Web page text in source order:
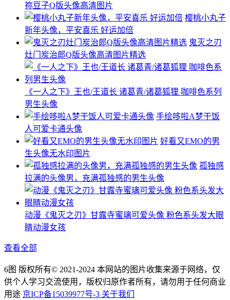
祢豆子Q版头像高清图片
樱桃小丸子
新年头像，平安喜乐 好运加倍
鬼灭之刃
灶门炭治郎Q版头像高清图片精选
《一人之下》王也/王道长 诸葛青/诸葛狐狸 咖啡色系列
男生头像
手绘哆啦A梦干饭
人可爱卡通头像
好看又EMO的男
生头像无水印图片
孤独感
拉满的头像男，充满孤独感的男生头像
动漫《鬼灭之刃》甘露寺蜜璃可爱头像 粉色系头发大眼
睛动漫女孩
查看全部
6图 版权所有© 2021-2024 本网站的图片收集来源于网络，仅
供个人学习交流使用，版权归原作者所有，请勿用于任何商业
用途 京ICP备15039977号-3 关于我们